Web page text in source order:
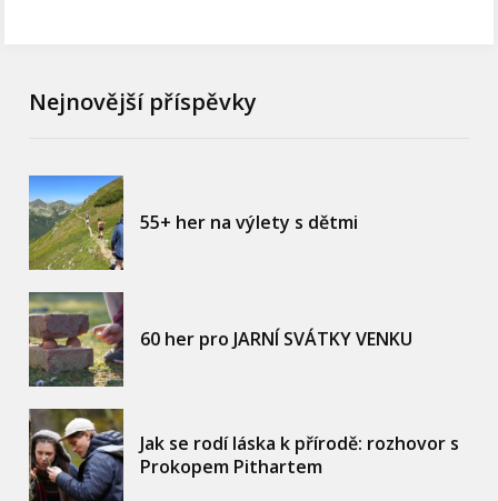
Nejnovější příspěvky
55+ her na výlety s dětmi
60 her pro JARNÍ SVÁTKY VENKU
Jak se rodí láska k přírodě: rozhovor s
Prokopem Pithartem